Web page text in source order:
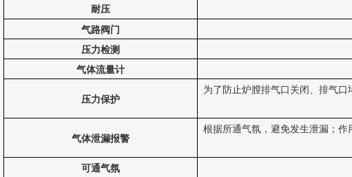
耐压
气路阀门
压力检测
气体流量计
压力保护
为了防止炉膛排气口关闭、排气
气体泄漏报警
根据所通气氛，避免发生泄漏；
可通气氛